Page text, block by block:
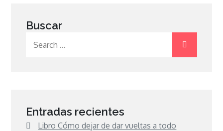
Buscar
Entradas recientes
Libro Cómo dejar de dar vueltas a todo